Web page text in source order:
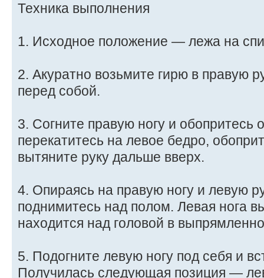
Техника выполнения
1. Исходное положение — лежа на
2. Акуратно возьмите гирю в правую
перед собой.
3. Согните правую ногу и обопритесь
перекатитесь на левое бедро,
вытяните руку дальше вверх.
4. Опираясь на правую ногу и левую
поднимитесь над полом. Левая нога
находится над головой в
5. Подогните левую ногу под себя и
Получилась следующая позиция —